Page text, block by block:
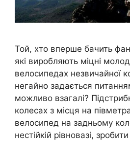
Той, хто вперше бачить
які виробляють міцні
велосипедах незвичайної
негайно задається
можливо взагалі?
колесах з місця на
велосипед на задньому
нестійкій рівновазі,